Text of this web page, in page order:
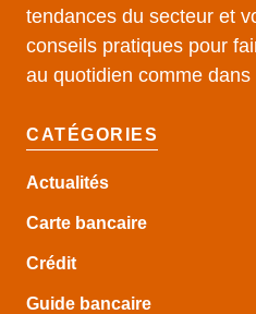
tendances du secteur et
conseils pratiques pour
au quotidien comme
CATÉGORIES
Actualités
Carte bancaire
Crédit
Guide bancaire